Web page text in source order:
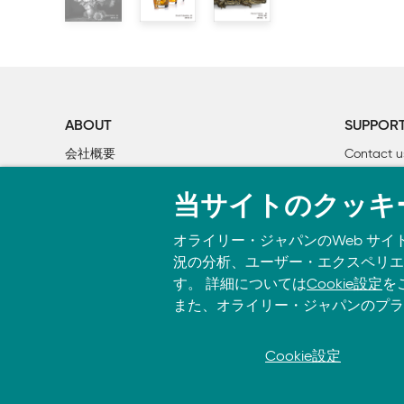
■P.337 10行目
【誤】\bfish
【正】\\bfish
■P.385 下から9行目
datetime.datetime(2025, 2, 6, 5, 29, 28, 490172,
ABOUT
会社概要
Contact
書籍注文
© 2026, O’Reilly Japan, Inc. oreilly.co.jpに掲載されている
当サイトのクッキ
オライリー・ジャパンのWeb サイ
況の分析、ユーザー・エクスペリ
す。 詳細についてはCookie設定を
また、オライリー・ジャパンのプ
Cookie設定